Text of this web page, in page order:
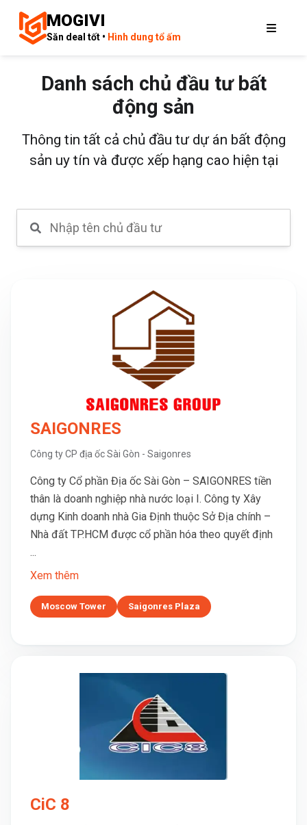
MOGIVI
Săn deal tốt • Hình dung tổ ấm
Danh sách chủ đầu tư bất
động sản
Thông tin tất cả chủ đầu tư dự án bất động
sản uy tín và được xếp hạng cao hiện tại
SAIGONRES
Công ty CP địa ốc Sài Gòn - Saigonres
Công ty Cổ phần Địa ốc Sài Gòn – SAIGONRES tiền
thân là doanh nghiệp nhà nước loại I. Công ty Xây
dựng Kinh doanh nhà Gia Định thuộc Sở Địa chính –
Nhà đất TP.HCM được cổ phần hóa theo quyết định
...
Xem thêm
Moscow Tower Saigonres Plaza
CiC 8